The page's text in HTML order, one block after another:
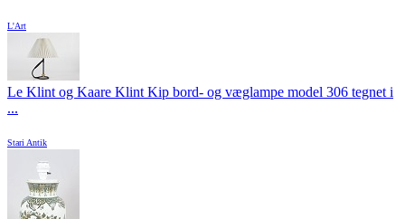
L'Art
Le Klint og Kaare Klint Kip bord- og væglampe model 306 tegnet i
...
Stari Antik